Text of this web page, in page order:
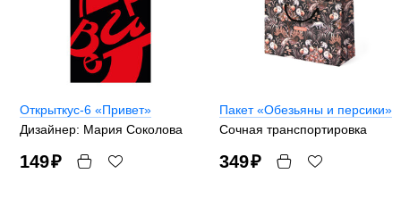
Открыткус-6 «Привет»
Дизайнер: Мария Соколова
149₽
Пакет «Обезьяны и персики»
Сочная транспортировка
349₽